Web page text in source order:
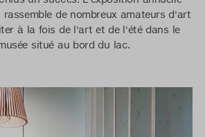
de nombreux amateurs d'art
à la fois de l'art et de l'été dans le
situé au bord du lac.